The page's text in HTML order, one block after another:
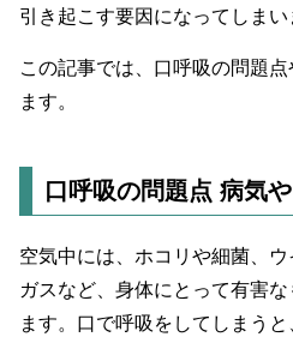
引き起こす要因になってしまい
この記事では、口呼吸の問題
ます。
口呼吸の問題点 病気
空気中には、ホコリや細菌、
ガスなど、身体にとって有害
ます。口で呼吸をしてしまうと